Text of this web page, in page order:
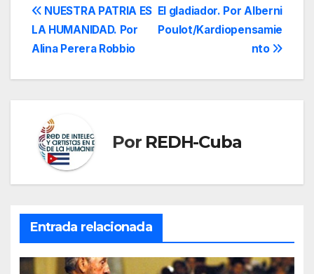
Navegación
de
entradas
El gladiador. Por Alberni
Poulot/Kardiopensamie
nto
NUESTRA PATRIA ES
LA HUMANIDAD. Por
Alina Perera Robbio
Por REDH-Cuba
Entrada relacionada